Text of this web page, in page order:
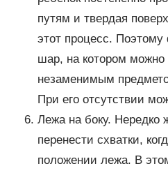
путям и твердая
этот процесс.
шар, на котором можно
незаменимым
При его отсутствии
Лежа на боку. Нередко
перенести схватки,
положении лежа. В